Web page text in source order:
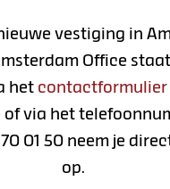
vestiging in
Office
het contactformulier
of via het
01 50 neem je
op.